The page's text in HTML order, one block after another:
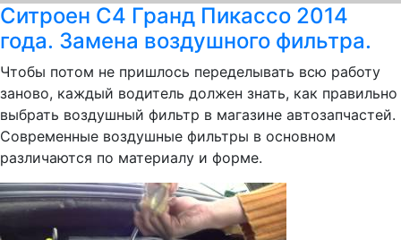
Ситроен С4 Гранд Пикассо 2014
года. Замена воздушного фильтра.
Чтобы потом не пришлось переделывать всю работу
заново, каждый водитель должен знать, как правильно
выбрать воздушный фильтр в магазине автозапчастей.
Современные воздушные фильтры в основном
различаются по материалу и форме.